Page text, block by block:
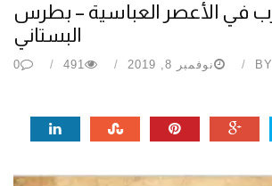
في الأعصر العباسية – بطرس
البستاني
BY نوفمبر 8, 2019 491
0